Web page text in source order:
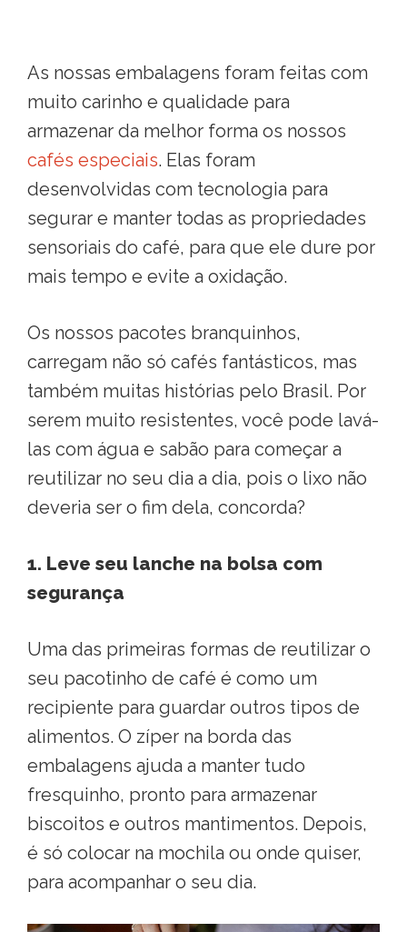
As nossas embalagens foram feitas com
muito carinho e qualidade para
armazenar da melhor forma os nossos
cafés especiais. Elas foram
desenvolvidas com tecnologia para
segurar e manter todas as propriedades
sensoriais do café, para que ele dure por
mais tempo e evite a oxidação.
Os nossos pacotes branquinhos,
carregam não só cafés fantásticos, mas
também muitas histórias pelo Brasil. Por
serem muito resistentes, você pode lavá-
las com água e sabão para começar a
reutilizar no seu dia a dia, pois o lixo não
deveria ser o fim dela, concorda?
1. Leve seu lanche na bolsa com
segurança
Uma das primeiras formas de reutilizar o
seu pacotinho de café é como um
recipiente para guardar outros tipos de
alimentos. O zíper na borda das
embalagens ajuda a manter tudo
fresquinho, pronto para armazenar
biscoitos e outros mantimentos. Depois,
é só colocar na mochila ou onde quiser,
para acompanhar o seu dia.